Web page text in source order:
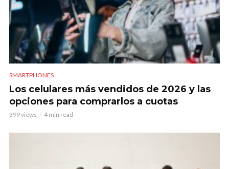
SMARTPHONES
Los celulares más vendidos de 2026 y las
opciones para comprarlos a cuotas
399 views 4 min read